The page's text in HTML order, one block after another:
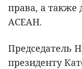
права, а также
АСЕАН.
Председатель
президенту